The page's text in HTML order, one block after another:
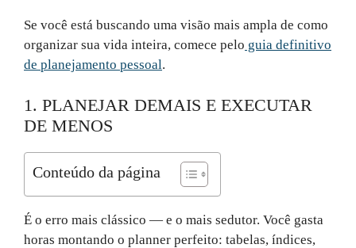
Se você está buscando uma visão mais ampla de como
organizar sua vida inteira, comece pelo guia definitivo
de planejamento pessoal.
1. PLANEJAR DEMAIS E EXECUTAR
DE MENOS
Conteúdo da página
É o erro mais clássico — e o mais sedutor. Você gasta
horas montando o planner perfeito: tabelas, índices,